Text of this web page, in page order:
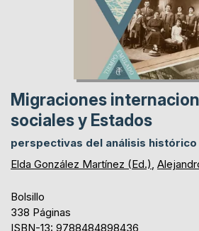
Migraciones
sociales y Estados
perspectivas del análisis histórico
Elda González Martínez (Ed.),
Bolsillo
338 Páginas
ISBN-13: 9788484898436